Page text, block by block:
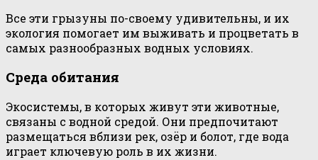
Все эти грызуны по-своему удивительны, и их
экология помогает им выживать и процветать в
самых разнообразных водных условиях.
Среда обитания
Экосистемы, в которых живут эти животные,
связаны с водной средой. Они предпочитают
размещаться вблизи рек, озёр и болот, где вода
играет ключевую роль в их жизни.